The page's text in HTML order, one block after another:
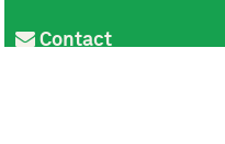
Contact